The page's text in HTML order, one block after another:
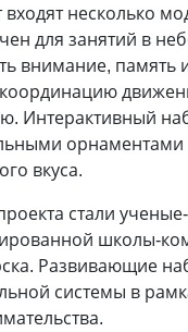
несколько
для занятий в
внимание, память
Интерактивный
вкуса.
стали
школы-
Развивающие
системы в